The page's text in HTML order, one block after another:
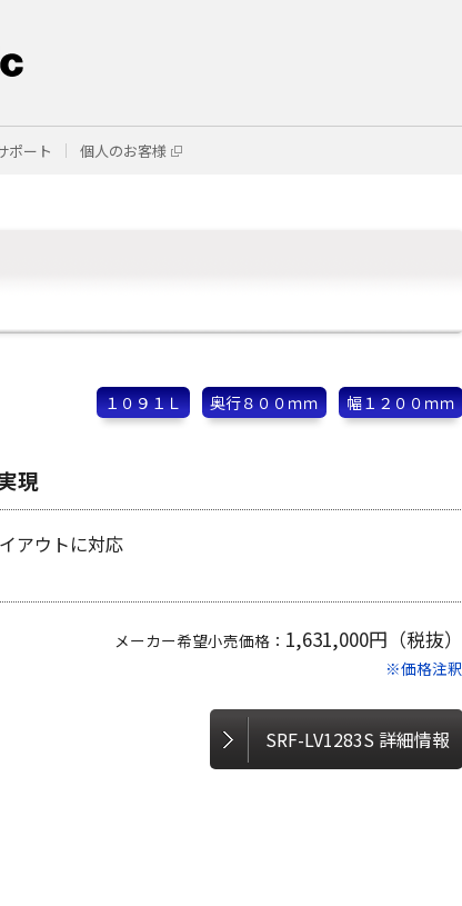
ポート 個人のお客様
１０９１Ｌ 奥行８００ｍｍ 幅１２００ｍｍ
現
アウトに対応
メーカー希望小売価格： 1,631,000円（税抜）
※価格注釈
SRF-LV1283S 詳細情報